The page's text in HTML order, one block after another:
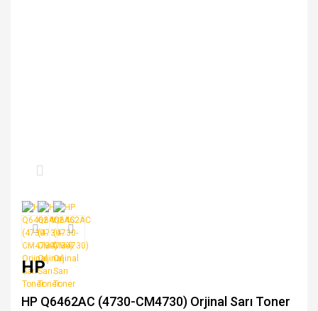
HP
HP Q6462AC (4730-CM4730) Orjinal Sarı Toner